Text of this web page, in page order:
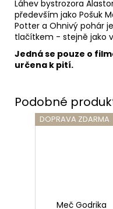
Láhev bystrozora
především jako Pošuk
Potter a Ohnivý pohár
tlačítkem - stejně jako
Jedná se pouze o
určena k pití.
DOPRAVA ZDARMA
Meč Godrika